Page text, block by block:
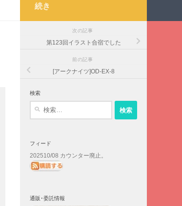
続き
次の記事
第123回イラスト合宿でした
前の記事
[アークナイツ]OD-EX-8
検索
フィード
202510/08 カウンター廃止。
通販･委託情報